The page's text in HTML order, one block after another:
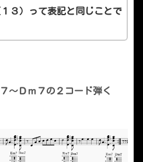
３）って表記と同じことで
～Ｄｍ７の２コード弾く